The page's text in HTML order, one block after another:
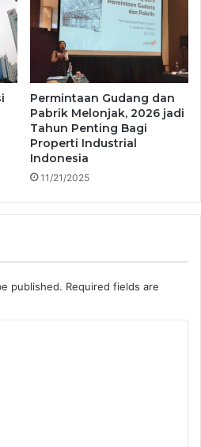
Permintaan Gudang dan
Pabrik Melonjak, 2026 jadi
Tahun Penting Bagi
Properti Industrial
Indonesia
11/21/2025
published. Required fields are